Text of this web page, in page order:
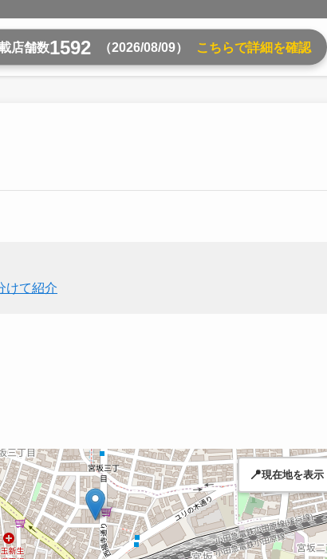
店舗数1592 （2026/08/09） こちらで詳細を確認
けて紹介
📍現在地を表示